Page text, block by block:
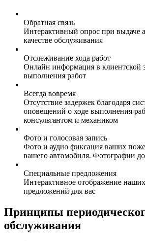
Обратная связь
Интерактивный опрос при выдаче
качестве обслуживания
Отслеживание хода работ
Онлайн информация в клиентской
выполнения работ
Всегда вовремя
Отсутствие задержек благодаря
оповещений о ходе выполнения
консультантом и механиком
Фото и голосовая запись
Фото и аудио фиксация ваших
вашего автомобиля. Фотографии
Специальные предложения
Интерактивное отображение
предложений для вас
Принципы
обслуживания